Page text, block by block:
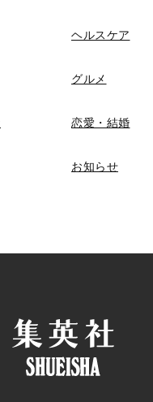
ヘルスケア
グルメ
恋愛・結婚
お知らせ